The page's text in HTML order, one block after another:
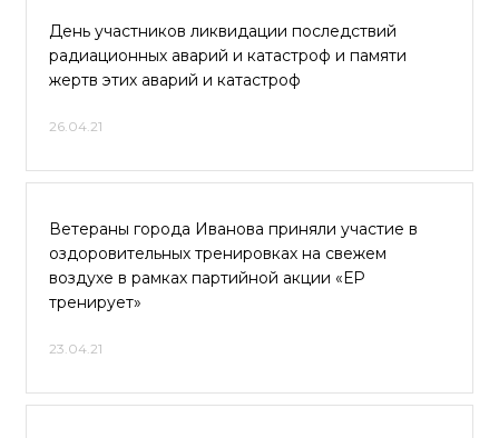
День участников ликвидации последствий
радиационных аварий и катастроф и памяти
жертв этих аварий и катастроф
26.04.21
Ветераны города Иванова приняли участие в
оздоровительных тренировках на свежем
воздухе в рамках партийной акции «ЕР
тренирует»
23.04.21